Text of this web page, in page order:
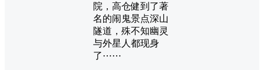
院，高仓健到了著
名的闹鬼景点深山
隧道，殊不知幽灵
与外星人都现身
了⋯⋯